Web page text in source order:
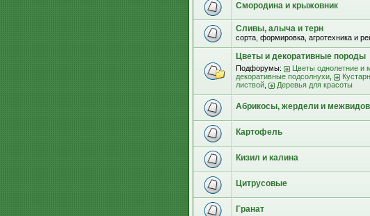
Смородина и крыжовник
Сливы, алыча и терн
сорта, формировка, агротехника и
Цветы и декоративные породы
Подфорумы: Цветы однолетние и
декоративные подсолнухи
листвой
Деревья для красоты
Абрикосы, жердели и
Картофель
Кизил и калина
Цитрусовые
Гранат